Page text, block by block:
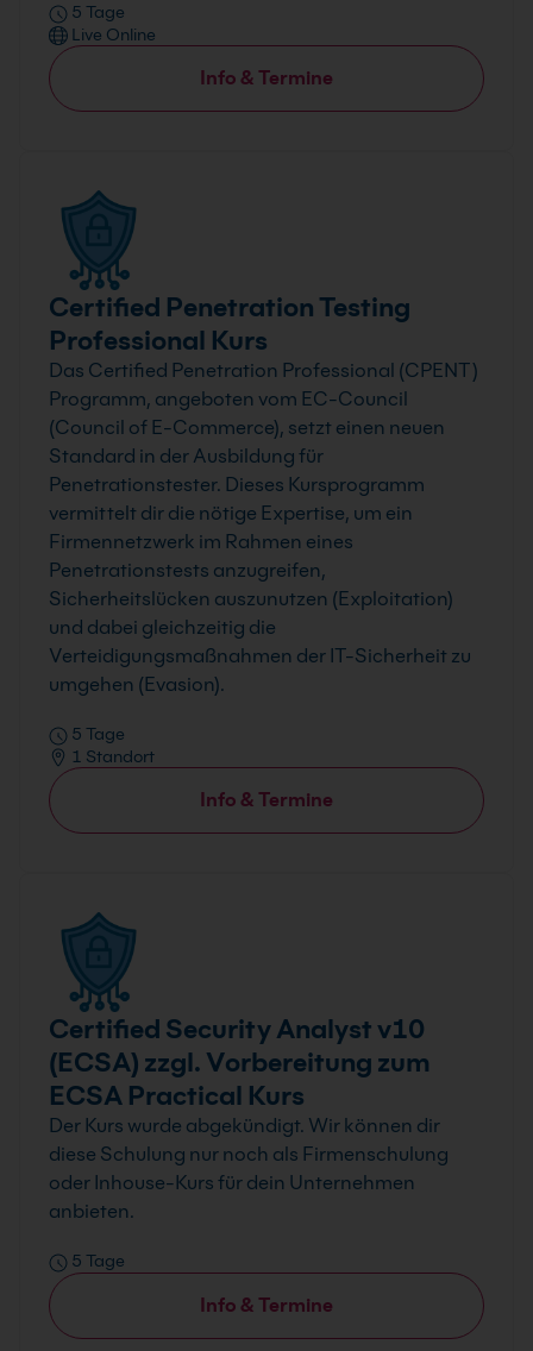
5 Tage
Live Online
Info & Termine
Certified Penetration Testing
Professional Kurs
Das Certified Penetration Professional (CPENT)
Programm, angeboten vom EC-Council
(Council of E-Commerce), setzt einen neuen
Standard in der Ausbildung für
Penetrationstester. Dieses Kursprogramm
vermittelt dir die nötige Expertise, um ein
Firmennetzwerk im Rahmen eines
Penetrationstests anzugreifen,
Sicherheitslücken auszunutzen (Exploitation)
und dabei gleichzeitig die
Verteidigungsmaßnahmen der IT-Sicherheit zu
umgehen (Evasion).
5 Tage
1 Standort
Info & Termine
Certified Security Analyst v10
(ECSA) zzgl. Vorbereitung zum
ECSA Practical Kurs
Der Kurs wurde abgekündigt. Wir können dir
diese Schulung nur noch als Firmenschulung
oder Inhouse-Kurs für dein Unternehmen
anbieten.
5 Tage
Info & Termine